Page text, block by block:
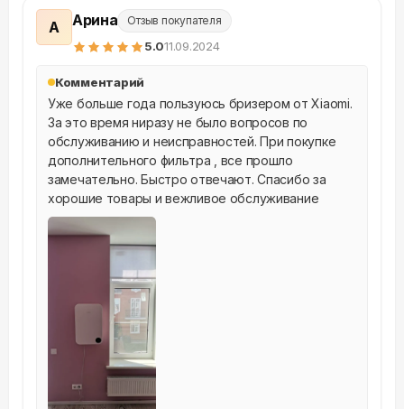
А Арина Отзыв покупателя
5.011.09.2024
Комментарий
Уже больше года пользуюсь бризером от Xiaomi.
За это время ниразу не было вопросов по
обслуживанию и неисправностей. При покупке
дополнительного фильтра , все прошло
замечательно. Быстро отвечают. Спасибо за
хорошие товары и вежливое обслуживание